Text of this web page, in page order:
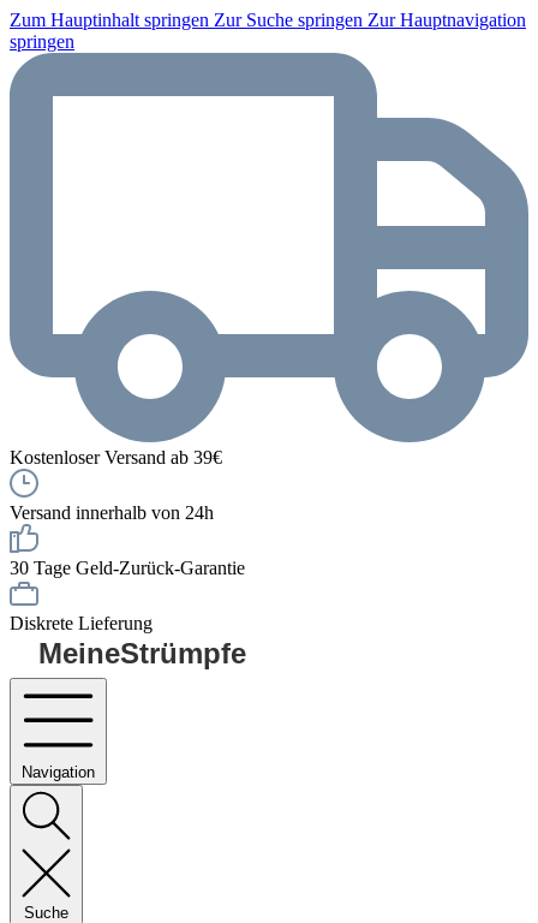
Zum Hauptinhalt springen Zur Suche springen Zur Hauptnavigation
springen
Kostenloser Versand ab 39€
Versand innerhalb von 24h
30 Tage Geld-Zurück-Garantie
Diskrete Lieferung
MeineStrümpfe
Navigation
Suche